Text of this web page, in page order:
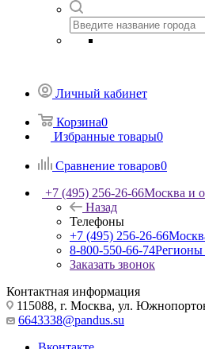
Личный кабинет
Корзина0
Избранные товары0
Сравнение товаров0
+7 (495) 256-26-66Москва и
Назад
Телефоны
+7 (495) 256-26-66
8-800-550-66-74Регионы
Заказать звонок
Контактная информация
115088, г. Москва, ул.
6643338@pandus.su